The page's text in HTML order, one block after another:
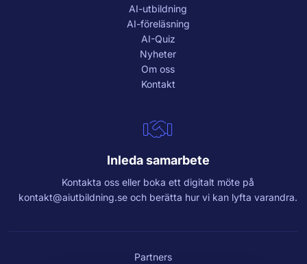
AI-utbildning
AI-föreläsning
AI-Quiz
Nyheter
Om oss
Kontakt
Inleda samarbete
Kontakta oss eller boka ett digitalt möte på
kontakt@aiutbildning.se och berätta hur vi kan lyfta varandra.
Partners